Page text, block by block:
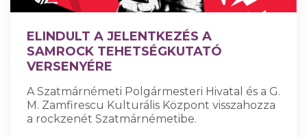
ELINDULT A JELENTKEZÉS A
SAMROCK TEHETSÉGKUTATÓ
VERSENYÉRE
A Szatmárnémeti Polgármesteri Hivatal és a G.
M. Zamfirescu Kulturális Központ visszahozza
a rockzenét Szatmárnémetibe.